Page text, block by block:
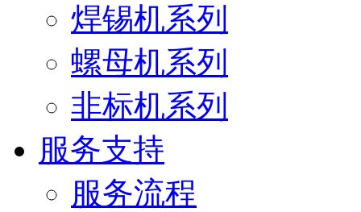
焊锡机系列
螺母机系列
非标机系列
服务支持
服务流程